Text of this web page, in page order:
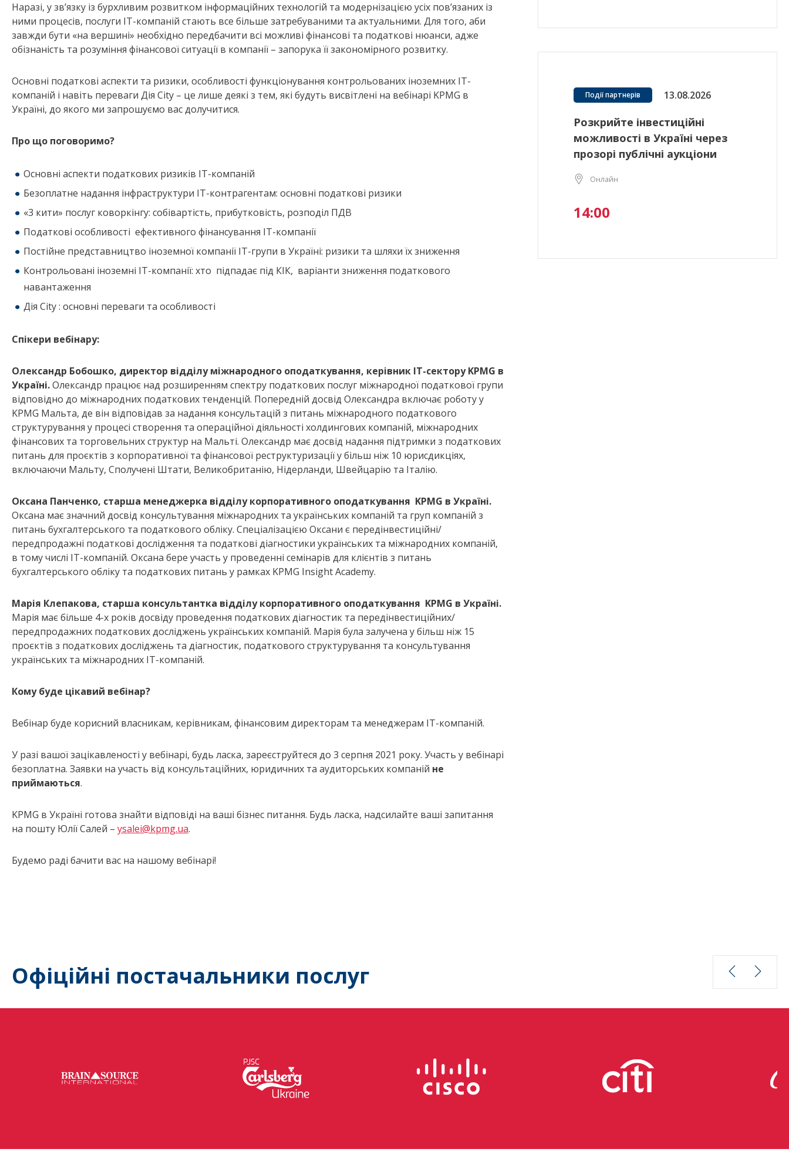
Наразі, у зв’язку із бурхливим розвитком інформаційних технологій та модернізацією усіх пов’язаних із
ними процесів, послуги IT-компаній стають все більше затребуваними та актуальними. Для того, аби
завжди бути «на вершині» необхідно передбачити всі можливі фінансові та податкові нюанси, адже
обізнаність та розуміння фінансової ситуації в компанії – запорука її закономірного розвитку.
Основні податкові аспекти та ризики, особливості функціонування контрольованих іноземних IT-
компаній і навіть переваги Дія City – це лише деякі з тем, які будуть висвітлені на вебінарі KPMG в
Україні, до якого ми запрошуємо вас долучитися.
Про що поговоримо?
Основні аспекти податкових ризиків ІТ-компаній
Безоплатне надання інфраструктури ІТ-контрагентам: основні податкові ризики
«3 кити» послуг коворкінгу: собівартість, прибутковість, розподіл ПДВ
Податкові особливості ефективного фінансування ІТ-компанії
Постійне представництво іноземної компанії ІТ-групи в Україні: ризики та шляхи їх зниження
Контрольовані іноземні IT-компанії: хто підпадає під КІК, варіанти зниження податкового
навантаження
Дія City : основні переваги та особливості
Спікери вебінару:
Олександр Бобошко, директор відділу міжнародного оподаткування, керівник IT-сектору KPMG в
Україні.Олександр працює над розширенням спектру податкових послуг міжнародної податкової групи
відповідно до міжнародних податкових тенденцій. Попередній досвід Олександра включає роботу у
KPMG Мальта, де він відповідав за надання консультацій з питань міжнародного податкового
структурування у процесі створення та операційної діяльності холдингових компаній, міжнародних
фінансових та торговельних структур на Мальті. Олександр має досвід надання підтримки з податкових
питань для проєктів з корпоративної та фінансової реструктуризації у більш ніж 10 юрисдикціях,
включаючи Мальту, Сполучені Штати, Великобританію, Нідерланди, Швейцарію та Італію.
Оксана Панченко, старша менеджерка відділу корпоративного оподаткування KPMG в Україні.
Оксана має значний досвід консультування міжнародних та українських компаній та груп компаній з
питань бухгалтерського та податкового обліку. Спеціалізацією Оксани є передінвестиційні/
передпродажні податкові дослідження та податкові діагностики українських та міжнародних компаній,
в тому числі IT-компаній. Оксана бере участь у проведенні семінарів для клієнтів з питань
бухгалтерського обліку та податкових питань у рамках KPMG Insight Academy.
Марія Клепакова, старша консультантка відділу корпоративного оподаткування KPMG в Україні.
Марія має більше 4-х років досвіду проведення податкових діагностик та передінвестиційних/
передпродажних податкових досліджень українських компаній. Марія була залучена у більш ніж 15
проєктів з податкових досліджень та діагностик, податкового структурування та консультування
українських та міжнародних IT-компаній.
Кому буде цікавий вебінар?
Вебінар буде корисний власникам, керівникам, фінансовим директорам та менеджерам IT-компаній.
У разі вашої зацікавленості у вебінарі, будь ласка, зареєструйтеся до 3 серпня 2021 року. Участь у вебінарі
безоплатна. Заявки на участь від консультаційних, юридичних та аудиторських компаній не
приймаються.
KPMG в Україні готова знайти відповіді на ваші бізнес питання. Будь ласка, надсилайте ваші запитання
на пошту Юлії Салей – ysalei@kpmg.ua.
Будемо раді бачити вас на нашому вебінарі!
Події партнерів 13.08.2026
Розкрийте інвестиційні
можливості в Україні через
прозорі публічні аукціони
Онлайн
14:00
Офіційні постачальники послуг